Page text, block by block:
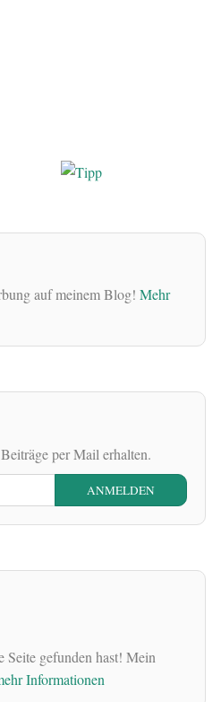
auf meinem Blog! Mehr
per Mail erhalten.
Seite gefunden hast! Mein
Informationen